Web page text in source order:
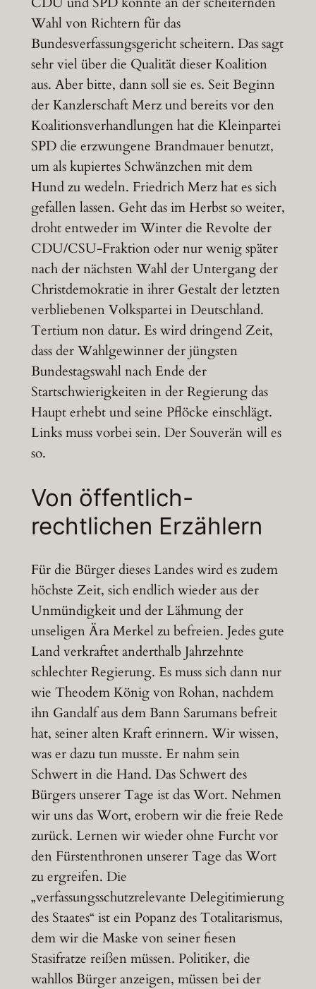
Wahl von Richtern für das
Bundesverfassungsgericht scheitern. Das sagt
sehr viel über die Qualität dieser Koalition
aus. Aber bitte, dann soll sie es. Seit Beginn
der Kanzlerschaft Merz und bereits vor den
Koalitionsverhandlungen hat die Kleinpartei
SPD die erzwungene Brandmauer benutzt,
um als kupiertes Schwänzchen mit dem
Hund zu wedeln. Friedrich Merz hat es sich
gefallen lassen. Geht das im Herbst so weiter,
droht entweder im Winter die Revolte der
CDU/CSU-Fraktion oder nur wenig später
nach der nächsten Wahl der Untergang der
Christdemokratie in ihrer Gestalt der letzten
verbliebenen Volkspartei in Deutschland.
Tertium non datur. Es wird dringend Zeit,
dass der Wahlgewinner der jüngsten
Bundestagswahl nach Ende der
Startschwierigkeiten in der Regierung das
Haupt erhebt und seine Pflöcke einschlägt.
Links muss vorbei sein. Der Souverän will es
so.
Von öffentlich-
rechtlichen Erzählern
Für die Bürger dieses Landes wird es zudem
höchste Zeit, sich endlich wieder aus der
Unmündigkeit und der Lähmung der
unseligen Ära Merkel zu befreien. Jedes gute
Land verkraftet anderthalb Jahrzehnte
schlechter Regierung. Es muss sich dann nur
wie Theodem König von Rohan, nachdem
ihn Gandalf aus dem Bann Sarumans befreit
hat, seiner alten Kraft erinnern. Wir wissen,
was er dazu tun musste. Er nahm sein
Schwert in die Hand. Das Schwert des
Bürgers unserer Tage ist das Wort. Nehmen
wir uns das Wort, erobern wir die freie Rede
zurück. Lernen wir wieder ohne Furcht vor
den Fürstenthronen unserer Tage das Wort
zu ergreifen. Die
„verfassungsschutzrelevante Delegitimierung
des Staates“ ist ein Popanz des Totalitarismus,
dem wir die Maske von seiner fiesen
Stasifratze reißen müssen. Politiker, die
wahllos Bürger anzeigen, müssen bei der